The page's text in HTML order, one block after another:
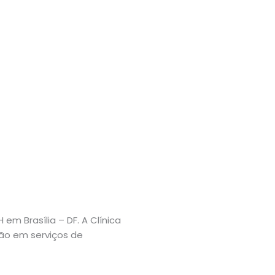
Brasília – DF. A Clínica
em serviços de